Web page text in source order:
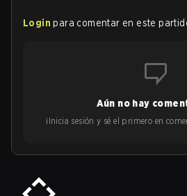
Login para comentar en este
Aún no hay
¡Inicia sesión y sé el primero en